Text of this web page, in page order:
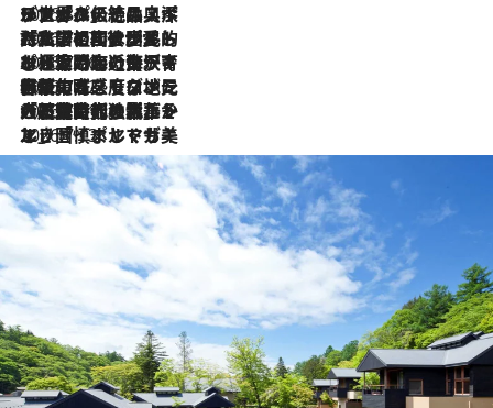
2026.8.8
リスボンの絶品スイーツ「パステル・デ・ナタ」とは？ポルトガル伝統の奥深い世界へ
2026.7.27
「私の祖国はポルトガル語です」国民的詩人フェルナンド・ペソアと、彼が愛した文学の街を歩く
2026.7.26
ポルトガル近海が育む極上の海の幸。キリリと冷えた白ワインと愉しむ、シーフード専門店の贅沢
2026.7.22
伝統の味をモダンに昇華。高感度な地元客が集う、リスボンの最旬ガストロノミー
2026.7.21
大航海時代の栄華から、震災、独裁、そして革命へ。ポルトガル・首都リスボンの石畳に刻まれた「歴史の光と影」
2026.7.13
エッセイ・ヤマザキマリ「慎ましくも美しき国 ポルトガル」